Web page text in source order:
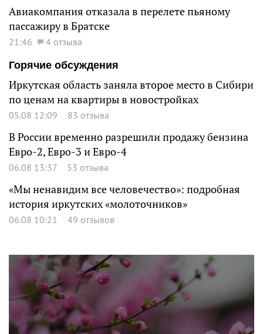
Авиакомпания отказала в перелете пьяному
пассажиру в Братске
21:46
4 отзыва
Горячие обсуждения
Иркутская область заняла второе место в Сибири
по ценам на квартиры в новостройках
05.08 12:09 83 отзыва
В России временно разрешили продажу бензина
Евро-2, Евро-3 и Евро-4
06.08 13:37 53 отзыва
«Мы ненавидим все человечество»: подробная
история иркутских «молоточников»
06.08 10:21 49 отзывов